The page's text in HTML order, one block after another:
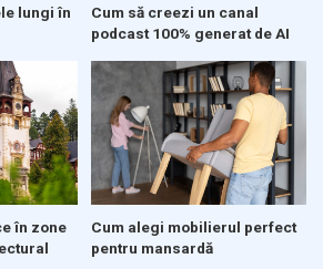
lungi în
Cum să creezi un canal
podcast 100% generat de AI
în zone
Cum alegi mobilierul perfect
pentru mansardă